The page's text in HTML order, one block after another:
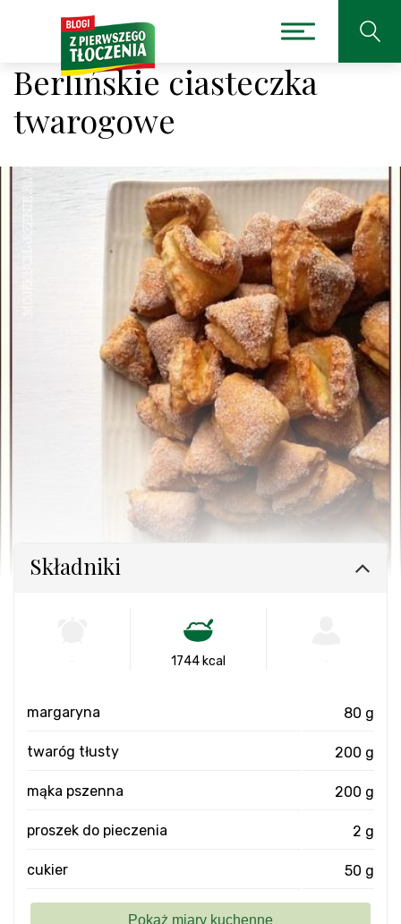
Berlińskie ciasteczka
twarogowe
Składniki
1744 kcal
margaryna 80 g
twaróg tłusty 200 g
mąka pszenna 200 g
proszek do pieczenia 2 g
cukier 50 g